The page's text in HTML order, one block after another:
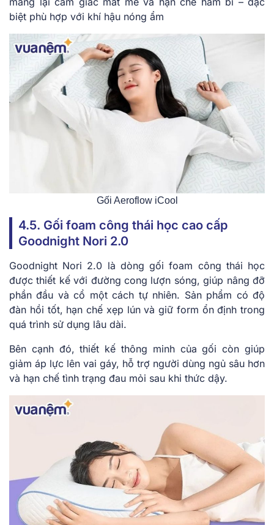
biệt phù hợp với khí hậu nóng ẩm
Gối Aeroflow iCool
4.5. Gối foam công thái học cao cấp
Goodnight Nori 2.0
Goodnight Nori 2.0 là dòng gối foam công thái học
được thiết kế với đường cong lượn sóng, giúp nâng đỡ
phần đầu và cổ một cách tự nhiên. Sản phẩm có độ
đàn hồi tốt, hạn chế xẹp lún và giữ form ổn định trong
quá trình sử dụng lâu dài.
Bên cạnh đó, thiết kế thông minh của gối còn giúp
giảm áp lực lên vai gáy, hỗ trợ người dùng ngủ sâu hơn
và hạn chế tình trạng đau mỏi sau khi thức dậy.